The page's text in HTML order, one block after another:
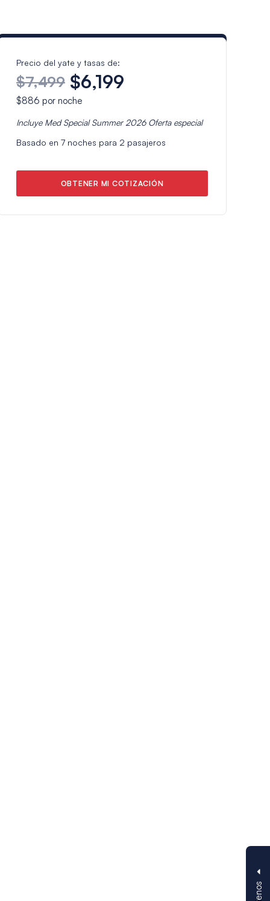
Precio del yate y tasas de:
$7,499 $6,199
$886 por noche
Incluye Med Special Summer 2026Oferta especial
Basado en 7 noches para 2 pasajeros
OBTENER MI COTIZACIÓN